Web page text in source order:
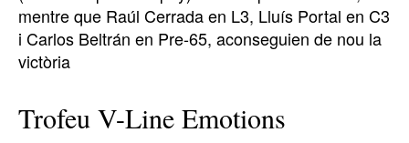
mentre que Raúl Cerrada en L3, Lluís Portal en C3
i Carlos Beltrán en Pre-65, aconseguien de nou la
victòria
Trofeu V-Line Emotions